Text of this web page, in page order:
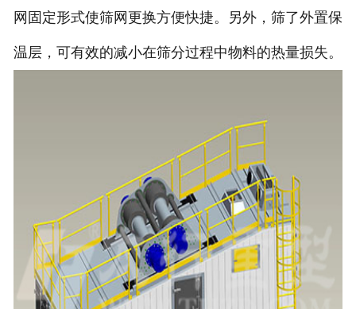
网固定形式使筛网更换方便快捷。另外，筛了外置保
温层，可有效的减小在筛分过程中物料的热量损失。